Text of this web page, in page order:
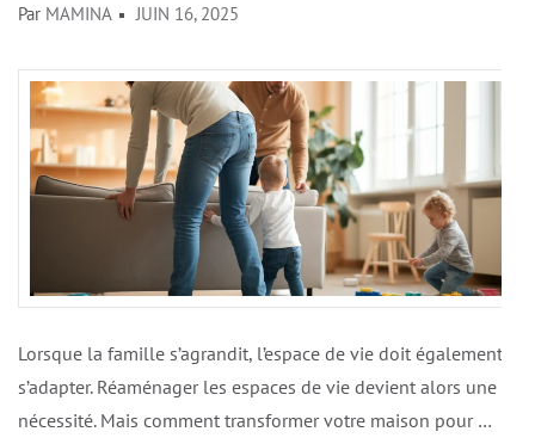
Par MAMINA JUIN 16, 2025
Lorsque la famille s’agrandit, l’espace de vie doit également
s’adapter. Réaménager les espaces de vie devient alors une
nécessité. Mais comment transformer votre maison pour …